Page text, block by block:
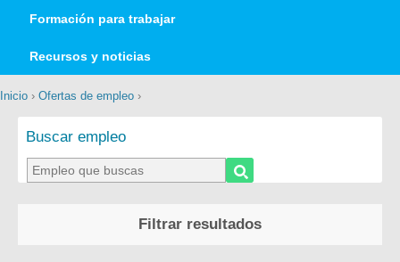
Formación para trabajar
Recursos y noticias
Inicio › Ofertas de empleo ›
Buscar empleo
Filtrar resultados